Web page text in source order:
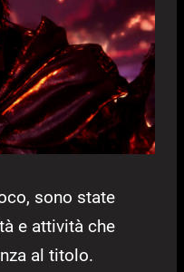
sono state
e attività che
al titolo.